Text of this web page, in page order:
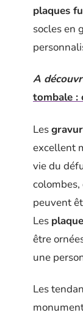
plaques
socles en
A
tombale :
Les
excellent
vie du
colombes,
peuvent
Les
être
une
Les